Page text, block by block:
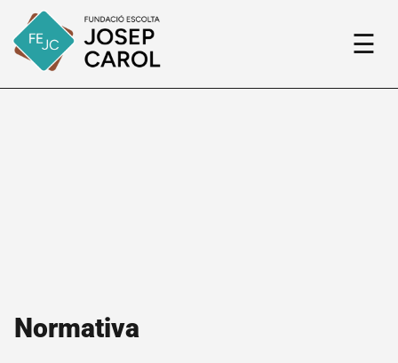
Història
de la
☰
Normativa